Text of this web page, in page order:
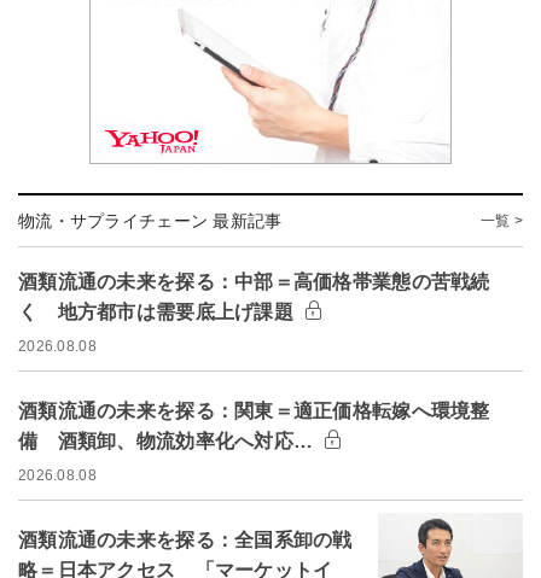
物流・サプライチェーン 最新記事 一覧 >
酒類流通の未来を探る：中部＝高価格帯業態の苦戦続
く 地方都市は需要底上げ課題
2026.08.08
酒類流通の未来を探る：関東＝適正価格転嫁へ環境整
備 酒類卸、物流効率化へ対応…
2026.08.08
酒類流通の未来を探る：全国系卸の戦
略＝日本アクセス 「マーケットイ